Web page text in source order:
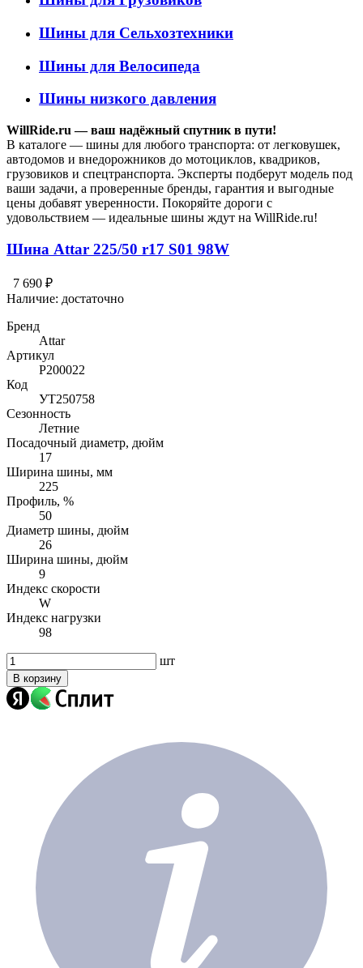
Шины для Сельхозтехники
Шины для Велосипеда
Шины низкого давления
WillRide.ru — ваш надёжный спутник в пути!
В каталоге — шины для любого транспорта: от легковушек,
автодомов и внедорожников до мотоциклов, квадриков,
грузовиков и спецтранспорта. Эксперты подберут модель под
ваши задачи, а проверенные бренды, гарантия и выгодные
цены добавят уверенности. Покоряйте дороги с
удовольствием — идеальные шины ждут на WillRide.ru!
Шина Attar 225/50 r17 S01 98W
7 690 ₽
Наличие: достаточно
Бренд
Attar
Артикул
P200022
Код
УТ250758
Сезонность
Летние
Посадочный диаметр, дюйм
17
Ширина шины, мм
225
Профиль, %
50
Диаметр шины, дюйм
26
Ширина шины, дюйм
9
Индекс скорости
W
Индекс нагрузки
98
шт
В корзину